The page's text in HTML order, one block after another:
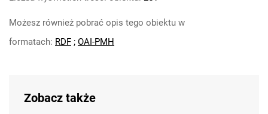
Możesz również pobrać opis tego obiektu w
formatach: RDF ; OAI-PMH
Zobacz także